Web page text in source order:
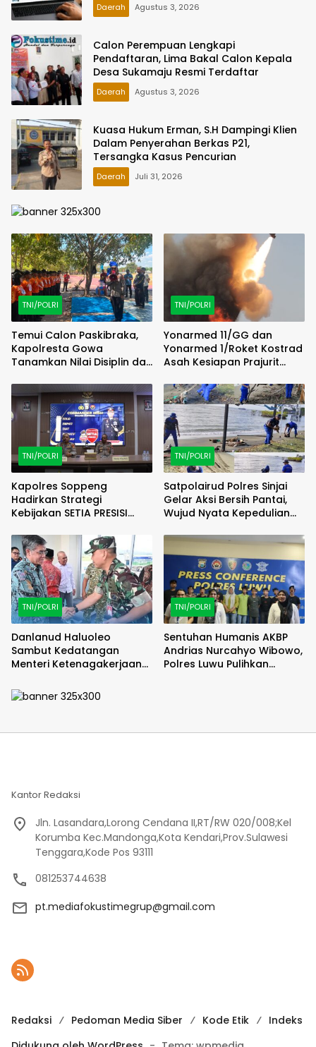
Daerah Agustus 3, 2026
Calon Perempuan Lengkapi
Pendaftaran, Lima Bakal Calon Kepala
Desa Sukamaju Resmi Terdaftar
Daerah Agustus 3, 2026
Kuasa Hukum Erman, S.H Dampingi Klien
Dalam Penyerahan Berkas P21,
Tersangka Kasus Pencurian
Daerah Juli 31, 2026
TNI/POLRI
Temui Calon Paskibraka,
Kapolresta Gowa
Tanamkan Nilai Disiplin dan
TNI/POLRI
Yonarmed 11/GG dan
Yonarmed 1/Roket Kostrad
Asah Kesiapan Prajurit
TNI/POLRI
Kapolres Soppeng
Hadirkan Strategi
Kebijakan SETIA PRESISI
Pelayanan dan Kamtibmas
TNI/POLRI
Satpolairud Polres Sinjai
Gelar Aksi Bersih Pantai,
Wujud Nyata Kepedulian
Pesisir.
TNI/POLRI
Danlanud Haluoleo
Sambut Kedatangan
Menteri Ketenagakerjaan
TNI/POLRI
Sentuhan Humanis AKBP
Andrias Nurcahyo Wibowo,
Polres Luwu Pulihkan
Kantor Redaksi
Jln. Lasandara,Lorong Cendana II,RT/RW 020/008;Kel
Korumba Kec.Mandonga,Kota Kendari,Prov.Sulawesi
Tenggara,Kode Pos 93111
081253744638
pt.mediafokustimegrup@gmail.com
Redaksi Pedoman Media Siber Kode Etik
Indeks